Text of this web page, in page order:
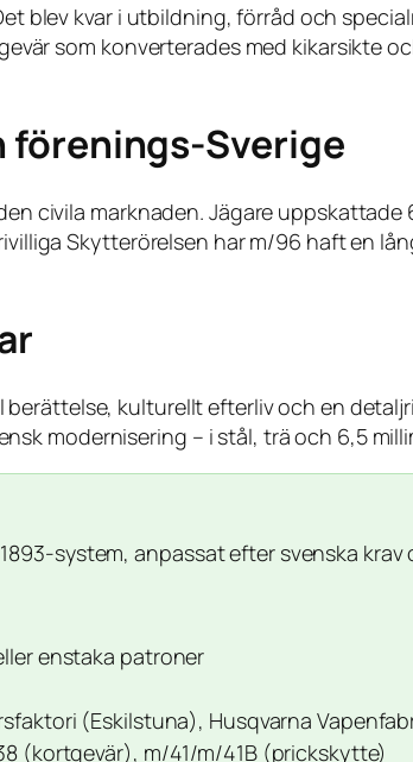
blev kvar i utbildning, förråd och
som konverterades med kikarsikte
Sverige
civila marknaden. Jägare
Skytterörelsen har m/96 haft en
kulturellt efterliv och en
modernisering – i stål, trä och 6,5
system, anpassat efter svenska
enstaka patroner
(Eskilstuna), Husqvarna
(kortgevär), m/41/m/41B (prickskytte)